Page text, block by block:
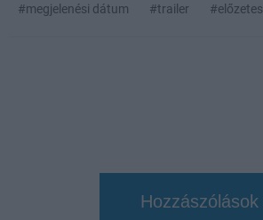
#megjelenési dátum
#trailer #előzetes
Hozzászólások